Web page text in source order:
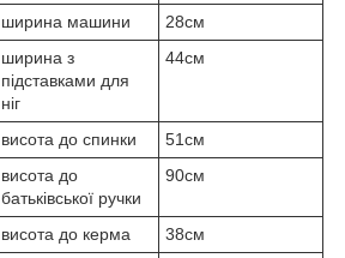
ширина машини
28см
ширина з
підставками для
ніг
44см
висота до спинки
51см
висота до
батьківської ручки
90см
висота до керма
38см